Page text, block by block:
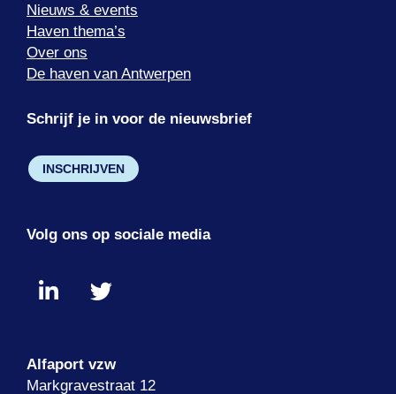
Nieuws & events
Haven thema’s
Over ons
De haven van Antwerpen
Schrijf je in voor de nieuwsbrief
INSCHRIJVEN
Volg ons op sociale media
Alfaport vzw
Markgravestraat 12